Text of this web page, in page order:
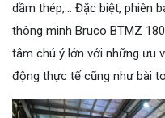
dầm thép,... Đặc biệt, phiên
thông minh Bruco BTMZ
tâm chú ý lớn với những ưu
động thực tế cũng như bài